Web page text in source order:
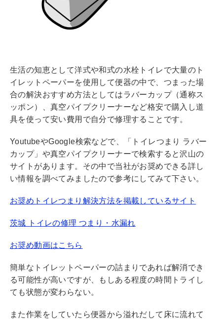
生活の知恵として洋式や和式の水栓トイレで大量のト
イレットペーパーを使用して便器の中で、つまった場
合の解決おすすめ方法としてはラバーカップ（通称ス
ッポン）、真空パイプクリーナーなど格安で購入し道
具を使って安い費用で自分で修理することです。
YoutubeやGoogle検索などで、「トイレつまり ラバー
カップ」や真空パイプクリーナーで検索すると沢山の
サイトがあります。その中で当社がお奨めできる詳し
い情報を調べてみましたので参考にしてみて下さい。
お奨めトイレつまり解決方法を掲載しているサイト
茨城 トイレの修理 つまり・水漏れ
お奨め動画はこちら
簡単なトイレットペーパーの詰まりであれば解消でき
る可能性が高いですが、もしある程度の時間トライし
ても状態が変わらない。
また作業をしていたら便器から溢れだして床に流れて